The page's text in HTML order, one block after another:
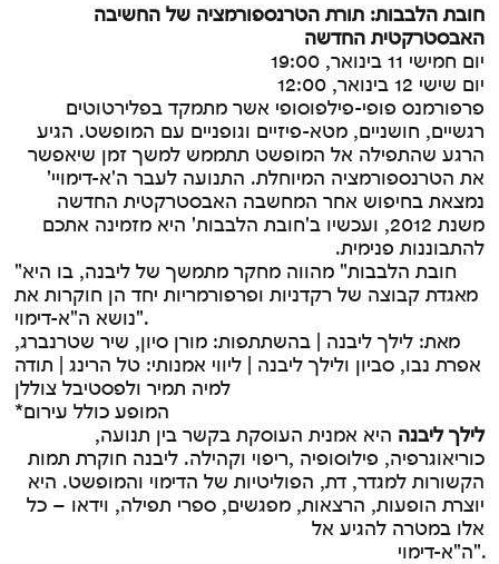
חובת הלבבות: תורת הטרנספורמציה של החשיבה
האבסטרקטית החדשה
יום חמישי 11 בינואר, 19:00
יום שישי 12 בינואר, 12:00
פרפורמנס פופי-פילפוסופי אשר מתמקד בפלירטוטים
רגשיים, חושניים, מטא-פיזיים וגופניים עם המופשט. הגיע
הרגע שהתפילה אל המופשט תתממש למשך זמן שיאפשר
את הטרנספורמציה המיוחלת. התנועה לעבר ה'א-דימויי'
נמצאת בחיפוש אחר המחשבה האבסטרקטית החדשה
משנת 2012, ועכשיו ב'חובת הלבבות' היא מזמינה אתכם
להתבוננות פנימית.
"חובת הלבבות" מהווה מחקר מתמשך של ליבנה, בו היא
מאגדת קבוצה של רקדניות ופרפורמריות יחד הן חוקרות את
נושא ה"א-דימוי".
מאת: לילך ליבנה | בהשתתפות: מורן סיון, שיר שטרנברג,
אפרת נבו, סביון ולילך ליבנה | ליווי אמנותי: טל הרינג | תודה
למיה תמיר ולפסטיבל צוללן
*המופע כולל עירום
לילך ליבנה היא אמנית העוסקת בקשר בין תנועה,
כוריאוגרפיה, פילוסופיה ,ריפוי וקהילה. ליבנה חוקרת תמות
הקשורות למגדר, דת, הפוליטיות של הדימוי והמופשט. היא
יוצרת הופעות, הרצאות, מפגשים, ספרי תפילה, וידאו – כל
אלו במטרה להגיע אל
ה"א-דימוי".